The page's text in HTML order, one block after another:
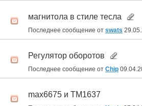
магнитола в стиле тесла
Последнее сообщение от swats
Регулятор оборотов
Последнее сообщение от Chip
max6675 и TM1637